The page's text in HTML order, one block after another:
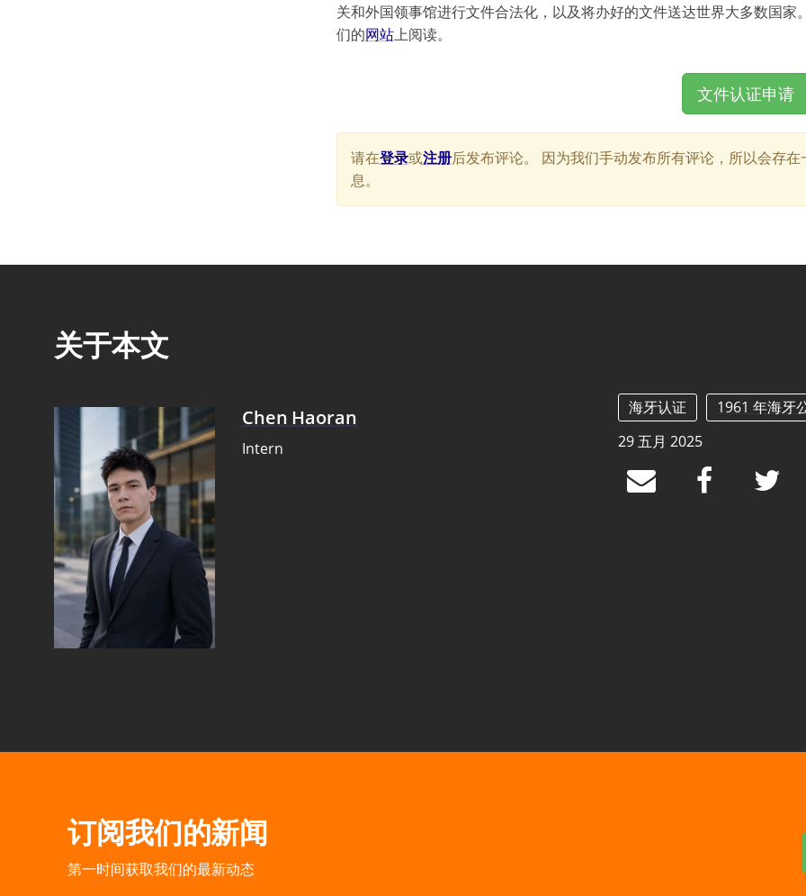
关和外国领事馆进行文件合法化，以及将办好的文件送达世界大多数国
们的网站上阅读。
文件认证申请
请在登录或注册后发布评论。 因为我们手动发布所有评论，所以会存
息。
关于本文
Chen Haoran
Intern
海牙认证
1961 年海牙
29 五月 2025
订阅我们的新闻
第一时间获取我们的最新动态